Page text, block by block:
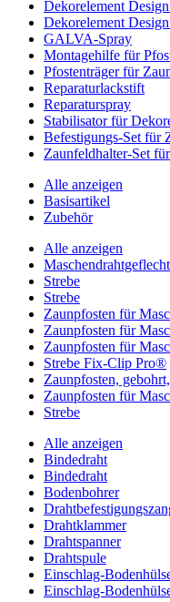
Dekorelement
Dekorelement
GALVA-Spray
Montagehilfe für
Pfostenträger für
Reparaturlackstift
Reparaturspray
Stabilisator für
Befestigungs-Set für
Zaunfeldhalter-Set
Alle anzeigen
Basisartikel
Zubehör
Alle anzeigen
Maschendrahtgeflecht
Strebe
Strebe
Zaunpfosten für
Zaunpfosten für
Zaunpfosten für
Strebe Fix-Clip Pro®
Zaunpfosten,
Zaunpfosten für
Strebe
Alle anzeigen
Bindedraht
Bindedraht
Bodenbohrer
Drahtklammer
Drahtspanner
Drahtspule
Einschlag-
Einschlag-